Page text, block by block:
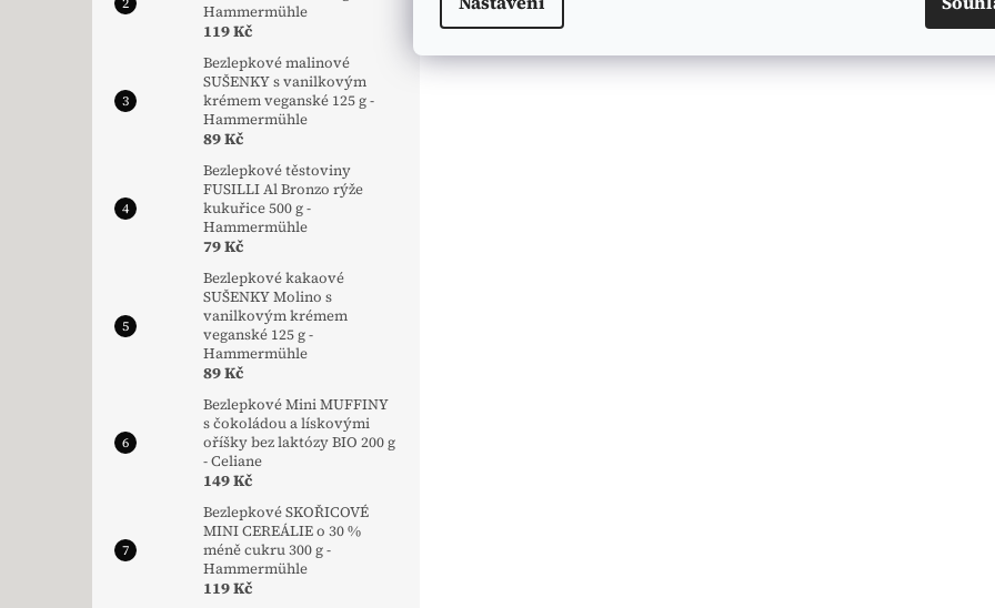
Hammermühle
119 Kč
Bezlepkové malinové
SUŠENKY s vanilkovým
krémem veganské 125 g -
Hammermühle
89 Kč
Bezlepkové těstoviny
FUSILLI Al Bronzo rýže
kukuřice 500 g -
Hammermühle
79 Kč
Bezlepkové kakaové
SUŠENKY Molino s
vanilkovým krémem
veganské 125 g -
Hammermühle
89 Kč
Bezlepkové Mini MUFFINY
s čokoládou a lískovými
oříšky bez laktózy BIO 200 g
- Celiane
149 Kč
Bezlepkové SKOŘICOVÉ
MINI CEREÁLIE o 30 %
méně cukru 300 g -
Hammermühle
119 Kč